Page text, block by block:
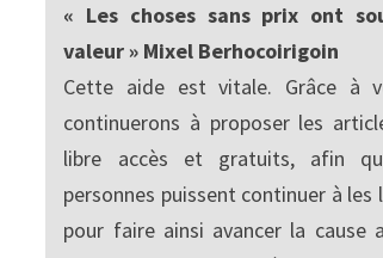
« Les choses sans prix ont
valeur » Mixel Berhocoirigoin
Cette aide est vitale. Grâce à
continuerons à proposer les
libre accès et gratuits, afin
personnes puissent continuer à les
pour faire ainsi avancer la cause